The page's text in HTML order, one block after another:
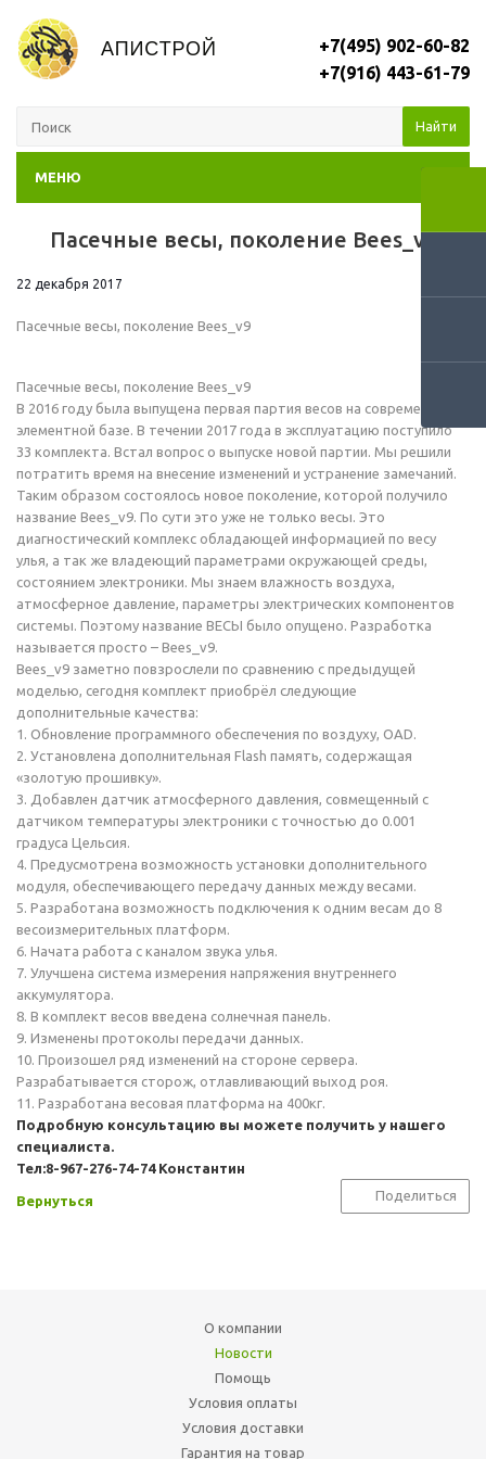
+7(495) 902-60-82
+7(916) 443-61-79
Найти
МЕНЮ
Пасечные весы, поколение Bees_v9
22 декабря 2017
Пасечные весы, поколение Bees_v9
Пасечные весы, поколение Bees_v9
В 2016 году была выпущена первая партия весов на современной
элементной базе. В течении 2017 года в эксплуатацию поступило
33 комплекта. Встал вопрос о выпуске новой партии. Мы решили
потратить время на внесение изменений и устранение замечаний.
Таким образом состоялось новое поколение, которой получило
название Bees_v9. По сути это уже не только весы. Это
диагностический комплекс обладающей информацией по весу
улья, а так же владеющий параметрами окружающей среды,
состоянием электроники. Мы знаем влажность воздуха,
атмосферное давление, параметры электрических компонентов
системы. Поэтому название ВЕСЫ было опущено. Разработка
называется просто – Bees_v9.
Bees_v9 заметно повзрослели по сравнению с предыдущей
моделью, сегодня комплект приобрёл следующие
дополнительные качества:
1. Обновление программного обеспечения по воздуху, OAD.
2. Установлена дополнительная Flash память, содержащая
«золотую прошивку».
3. Добавлен датчик атмосферного давления, совмещенный с
датчиком температуры электроники с точностью до 0.001
градуса Цельсия.
4. Предусмотрена возможность установки дополнительного
модуля, обеспечивающего передачу данных между весами.
5. Разработана возможность подключения к одним весам до 8
весоизмерительных платформ.
6. Начата работа с каналом звука улья.
7. Улучшена система измерения напряжения внутреннего
аккумулятора.
8. В комплект весов введена солнечная панель.
9. Изменены протоколы передачи данных.
10. Произошел ряд изменений на стороне сервера.
Разрабатывается сторож, отлавливающий выход роя.
11. Разработана весовая платформа на 400кг.
Подробную консультацию вы можете получить у нашего
специалиста.
Тел:8-967-276-74-74 Константин
Вернуться Поделиться
О компании
Новости
Помощь
Условия оплаты
Условия доставки
Гарантия на товар